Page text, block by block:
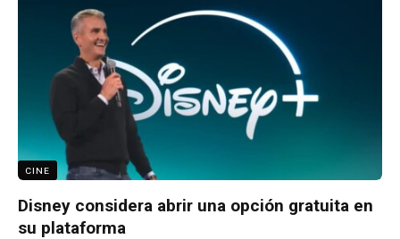
CINE
Disney considera abrir una opción gratuita en
su plataforma